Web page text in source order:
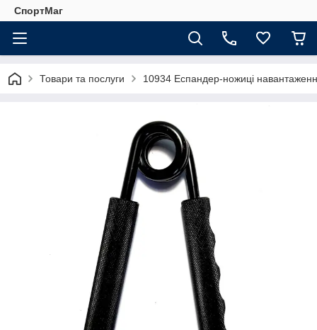
СпортМаг
Товари та послуги 10934 Еспандер-ножиці